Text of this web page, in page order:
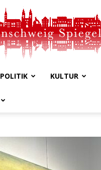
Spiegel
POLITIK KULTUR